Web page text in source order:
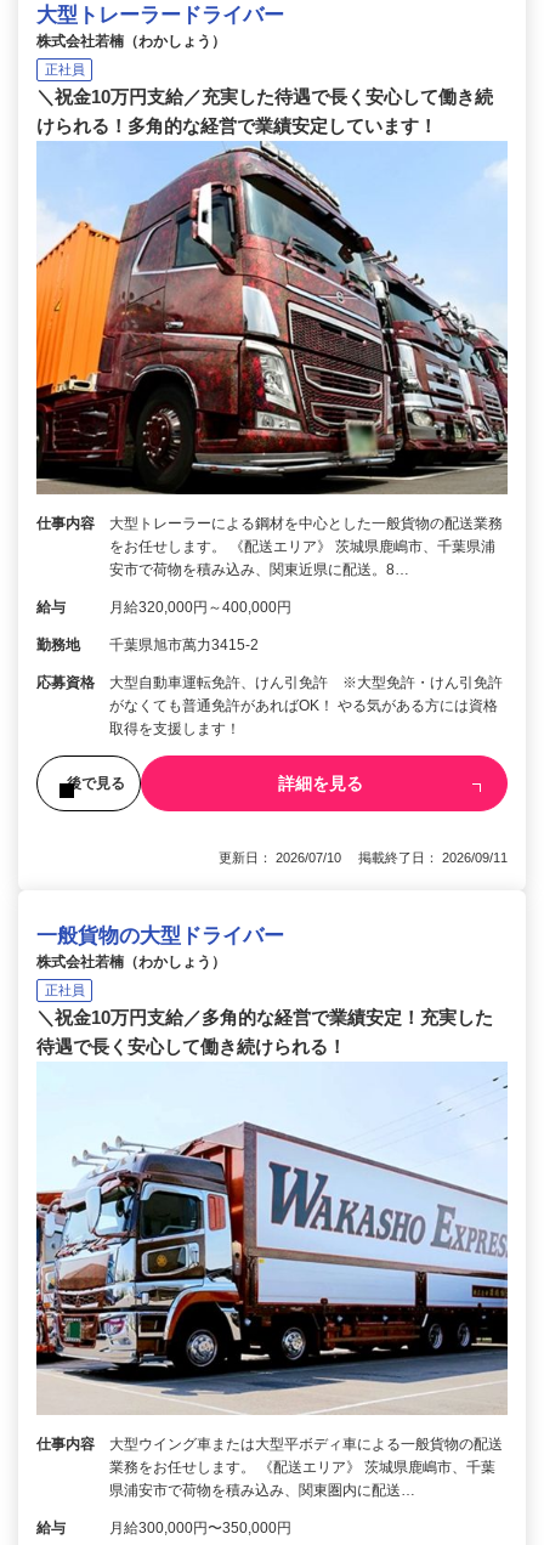
大型トレーラードライバー
株式会社若楠（わかしょう）
正社員
＼祝金10万円支給／充実した待遇で長く安心して働き続
けられる！多角的な経営で業績安定しています！
仕事内容
大型トレーラーによる鋼材を中心とした一般貨物の配送業務
をお任せします。 《配送エリア》 茨城県鹿嶋市、千葉県浦
安市で荷物を積み込み、関東近県に配送。8…
給与 月給320,000円～400,000円
勤務地 千葉県旭市萬力3415-2
応募資格
大型自動車運転免許、けん引免許 ※大型免許・けん引免許
がなくても普通免許があればOK！ やる気がある方には資格
取得を支援します！
後で見る 詳細を見る
更新日： 2026/07/10 掲載終了日： 2026/09/11
一般貨物の大型ドライバー
株式会社若楠（わかしょう）
正社員
＼祝金10万円支給／多角的な経営で業績安定！充実した
待遇で長く安心して働き続けられる！
仕事内容
大型ウイング車または大型平ボディ車による一般貨物の配送
業務をお任せします。 《配送エリア》 茨城県鹿嶋市、千葉
県浦安市で荷物を積み込み、関東圏内に配送…
給与 月給300,000円〜350,000円